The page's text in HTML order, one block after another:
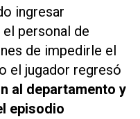
ingresar
personal de
de impedirle el
el jugador regresó
al departamento y
episodio